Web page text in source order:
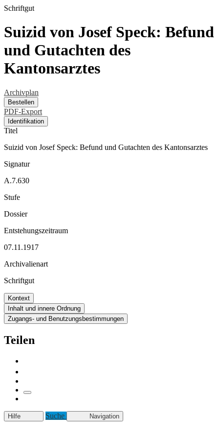
Schriftgut
Suizid von Josef Speck: Befund
und Gutachten des
Kantonsarztes
Archivplan
Bestellen
PDF-Export
Identifikation
Titel
Suizid von Josef Speck: Befund und Gutachten des Kantonsarztes
Signatur
A.7.630
Stufe
Dossier
Entstehungszeitraum
07.11.1917
Archivalienart
Schriftgut
Kontext
Inhalt und innere Ordnung
Zugangs- und Benutzungsbestimmungen
Teilen
Hilfe Suche Navigation